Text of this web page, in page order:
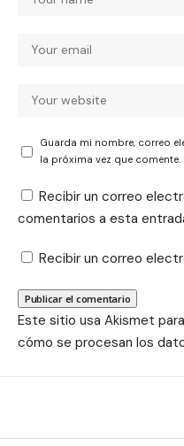
Guarda mi nombre, correo
la próxima vez que comente.
Recibir un correo
comentarios a esta
Recibir un correo
Este sitio usa Akismet
cómo se procesan los